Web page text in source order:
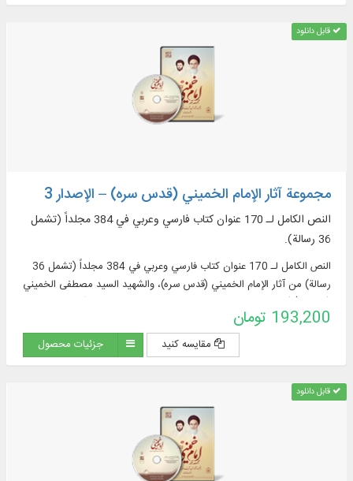
قابل دانلود
مجموعة آثار الإمام الخميني (قدس سره) – الإصدار 3
النص الكامل لـ 170 عنوان كتاب فارسي وعربي في 384 مجلداً (تشمل
36 رسالة).
النص الكامل لـ 170 عنوان كتاب فارسي وعربي في 384 مجلداً (تشمل 36
رسالة) من آثار الإمام الخميني (قدس سره)، والشهيد السيد مصطفى الخميني
الخميني (قدس سره).
193,200 تومان
مقایسه کنید جزئیات محصول
قابل دانلود